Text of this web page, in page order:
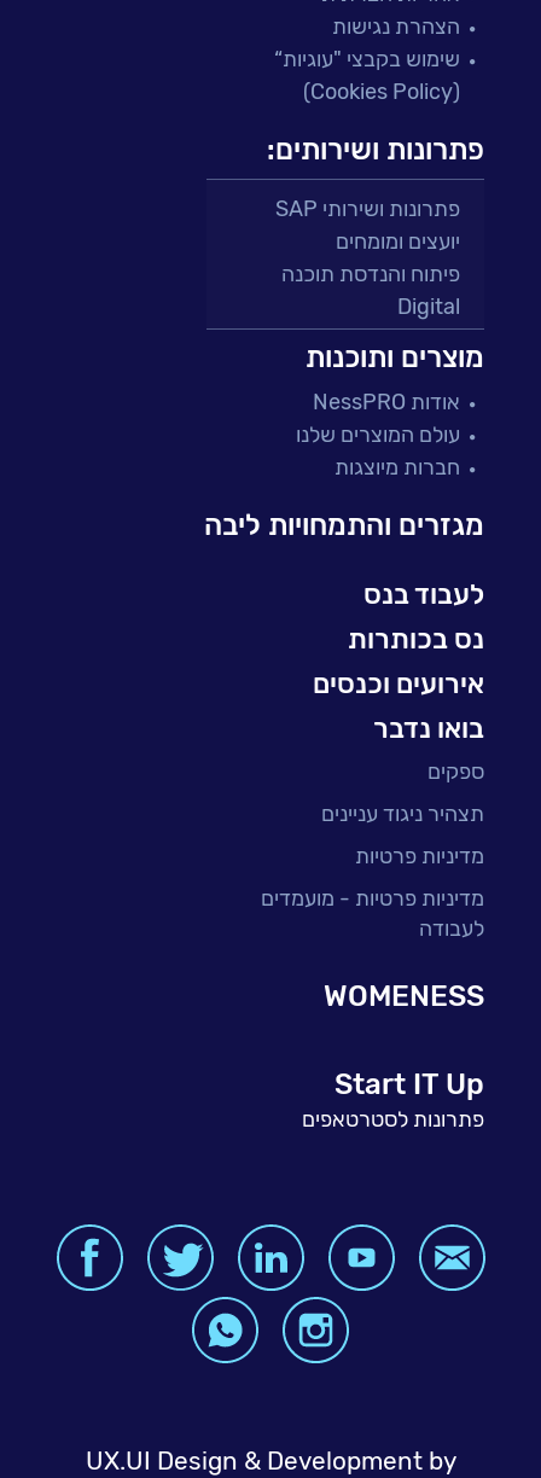
הצהרת נגישות
שימוש בקבצי "עוגיות“
(Cookies Policy)
פתרונות ושירותים:
פתרונות ושירותי SAP
יועצים ומומחים
פיתוח והנדסת תוכנה
Digital
מרכזי תמיכה ושירות
פתרונות למגזר הפיננסי
מיקור חוץ ושירותים מנוהלים
בדיקות והבטחת איכות
עולמות הענן
עולמות הסייבר
BI, Analytics & Big-Data
מוצרים ותוכנות
אודות NessPRO
עולם המוצרים שלנו
חברות מיוצגות
מגזרים והתמחויות ליבה
לעבוד בנס
נס בכותרות
אירועים וכנסים
בואו נדבר
ספקים
תצהיר ניגוד עניינים
מדיניות פרטיות
מדיניות פרטיות - מועמדים
לעבודה
WOMENESS
Start IT Up
פתרונות לסטרטאפים
UX.UI Design & Development by